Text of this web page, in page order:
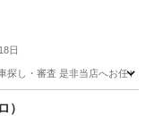
日
探し・審査 是非当店へお任
スト
）